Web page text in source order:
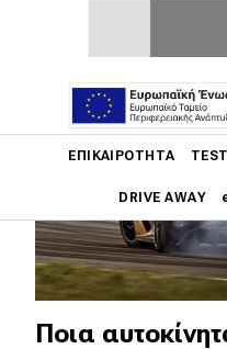
ΕΠΙΚΑΙΡΌΤΗΤΑ
DRIVE AWAY
Main navigation
Επικαιρότητα
Νέα μοντέλα
Ποια